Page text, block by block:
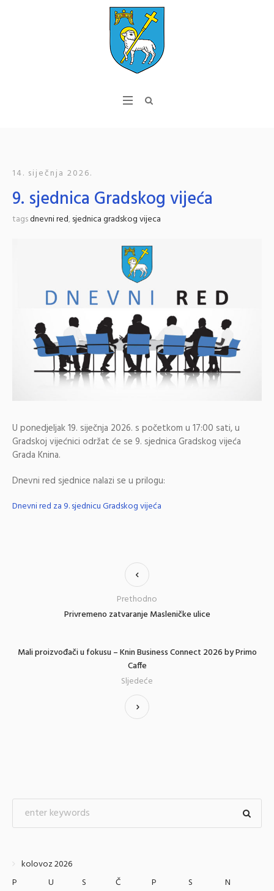
14. siječnja 2026.
9. sjednica Gradskog vijeća
tagsdnevni red,sjednica gradskog vijeca
U ponedjeljak 19. siječnja 2026. s početkom u 17:00 sati, u
Gradskoj vijećnici održat će se 9. sjednica Gradskog vijeća
Grada Knina.
Dnevni red sjednice nalazi se u prilogu:
Dnevni red za 9. sjednicu Gradskog vijeća
Privremeno zatvaranje Masleničke ulice
Prethodno
Mali proizvođači u fokusu – Knin Business Connect 2026 by Primo
Caffe
Sljedeće
kolovoz 2026
P
U S Č P S
N